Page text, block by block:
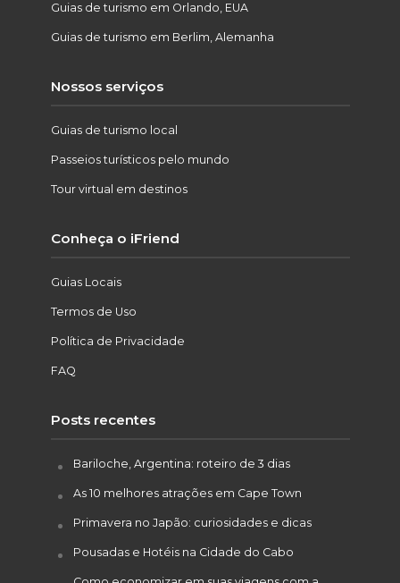
Guias de turismo em Orlando, EUA
Guias de turismo em Berlim, Alemanha
Nossos serviços
Guias de turismo local
Passeios turísticos pelo mundo
Tour virtual em destinos
Conheça o iFriend
Guias Locais
Termos de Uso
Política de Privacidade
FAQ
Posts recentes
Bariloche, Argentina: roteiro de 3 dias
As 10 melhores atrações em Cape Town
Primavera no Japão: curiosidades e dicas
Pousadas e Hotéis na Cidade do Cabo